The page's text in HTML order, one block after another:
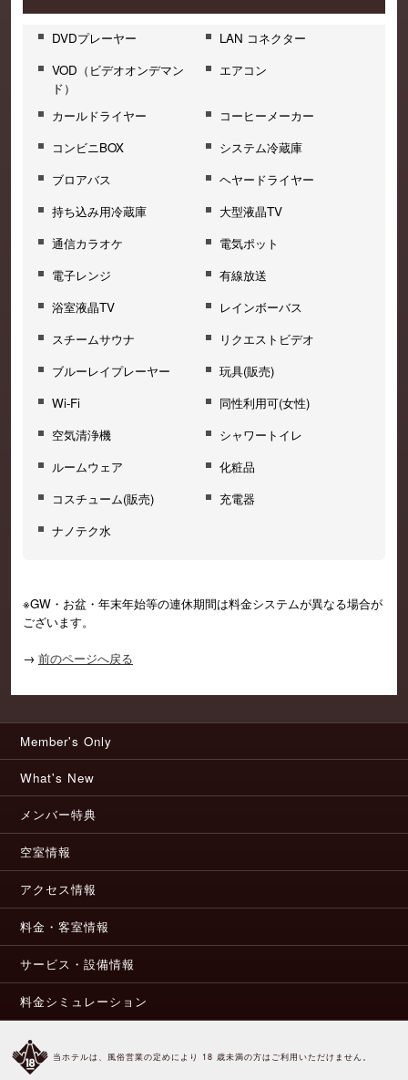
DVDプレーヤー
LAN コネクター
VOD（ビデオオンデマン
ド）
エアコン
カールドライヤー
コーヒーメーカー
コンビニBOX
システム冷蔵庫
ブロアバス
ヘヤードライヤー
持ち込み用冷蔵庫
大型液晶TV
通信カラオケ
電気ポット
電子レンジ
有線放送
浴室液晶TV
レインボーバス
スチームサウナ
リクエストビデオ
ブルーレイプレーヤー
玩具(販売)
Wi-Fi
同性利用可(女性)
空気清浄機
シャワートイレ
ルームウェア
化粧品
コスチューム(販売)
充電器
ナノテク水
※GW・お盆・年末年始等の連休期間は料金システムが異なる場合が
ございます。
→ 前のページへ戻る
Member's Only
What's New
メンバー特典
空室情報
アクセス情報
料金・客室情報
サービス・設備情報
料金シミュレーション
当ホテルは、風俗営業の定めにより 18 歳未満の方はご利用いただけません。